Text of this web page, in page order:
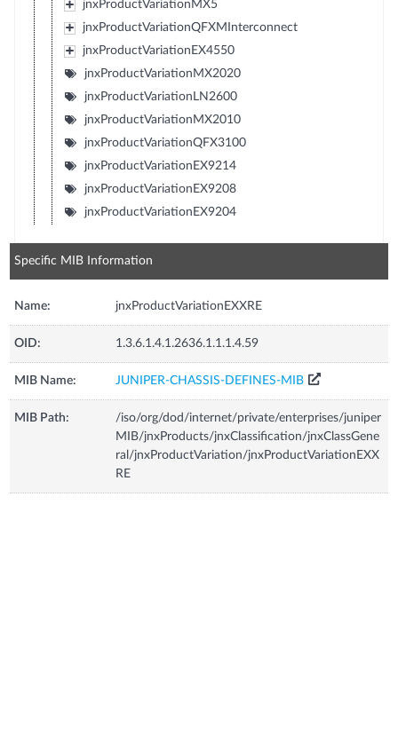
jnxProductVariationMX5
jnxProductVariationQFXMInterconnect
jnxProductVariationEX4550
jnxProductVariationMX2020
jnxProductVariationLN2600
jnxProductVariationMX2010
jnxProductVariationQFX3100
jnxProductVariationEX9214
jnxProductVariationEX9208
jnxProductVariationEX9204
Specific MIB Information
Name: jnxProductVariationEXXRE
OID: 1.3.6.1.4.1.2636.1.1.1.4.59
MIB Name: JUNIPER-CHASSIS-DEFINES-MIB
MIB Path:
/iso/org/dod/internet/private/enterprises/juniper
MIB/jnxProducts/jnxClassification/jnxClassGene
ral/jnxProductVariation/jnxProductVariationEXX
RE